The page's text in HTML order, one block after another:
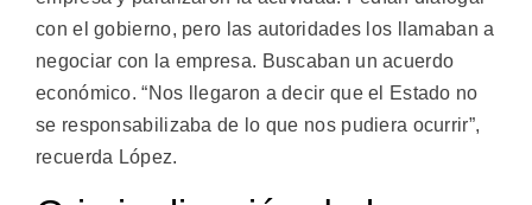
con el gobierno, pero las autoridades los llamaban a
negociar con la empresa. Buscaban un acuerdo
económico. “Nos llegaron a decir que el Estado no
se responsabilizaba de lo que nos pudiera ocurrir”,
recuerda López.